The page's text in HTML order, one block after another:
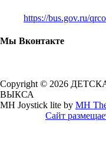
https://bus.gov.ru/
Мы Вконтакте
Copyright © 2026
ВЫКСА
MH Joystick lite by MH
Сайт